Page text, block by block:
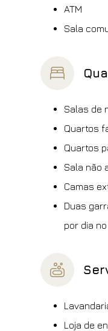
ATM
Sala
Salas de
Quartos
Quartos
Sala não
Camas
Duas
por dia
Loja de